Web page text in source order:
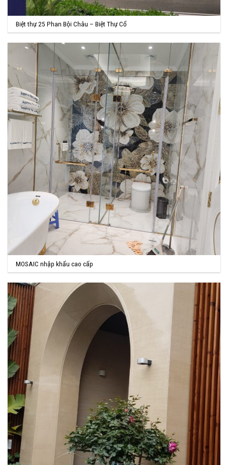
Biệt thự 25 Phan Bội Châu – Biệt Thự Cổ
MOSAIC nhập khẩu cao cấp